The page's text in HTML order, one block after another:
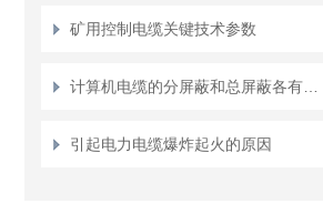
矿用控制电缆关键技术参数
引起电力电缆爆炸起火的原因